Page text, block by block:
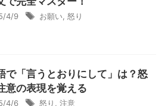
4/9 お願い 怒り
で「言うとおりにして」は？怒
意の表現を覚える
4/6 怒り 注意